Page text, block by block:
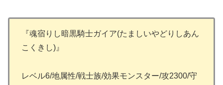
『魂宿りし暗黒騎士ガイア(たましいやどりしあん
こくきし)』
レベル6/地属性/戦士族/効果モンスター/攻2300/守